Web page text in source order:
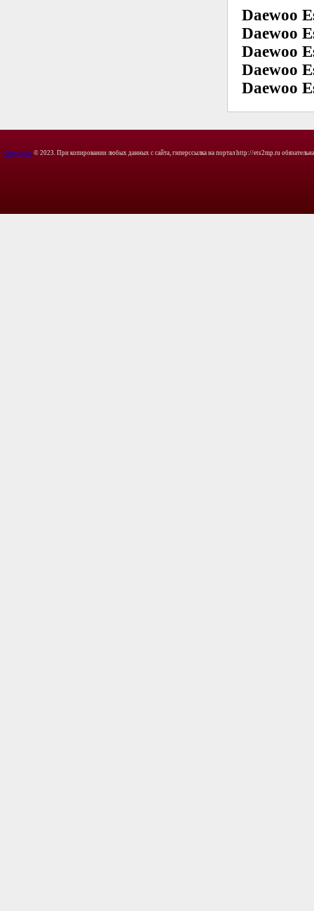
Daewoo
Daewoo
Daewoo
Daewoo
Daewoo
Copyright © 2023. При копировании любых данных с сайта, гиперссылка на портал http://ets2mp.ru